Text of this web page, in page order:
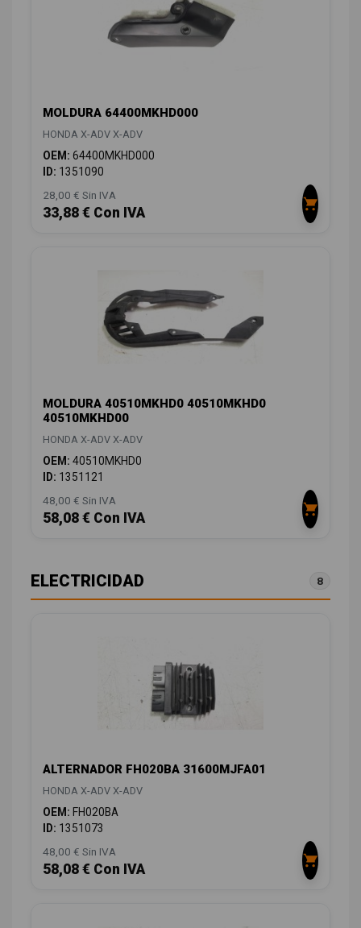
MOLDURA 64400MKHD000
HONDA X-ADV X-ADV
OEM: 64400MKHD000
ID: 1351090
28,00 € Sin IVA
33,88 € Con IVA
MOLDURA 40510MKHD0 40510MKHD0
40510MKHD00
HONDA X-ADV X-ADV
OEM: 40510MKHD0
ID: 1351121
48,00 € Sin IVA
58,08 € Con IVA
ELECTRICIDAD 8
ALTERNADOR FH020BA 31600MJFA01
HONDA X-ADV X-ADV
OEM: FH020BA
ID: 1351073
48,00 € Sin IVA
58,08 € Con IVA